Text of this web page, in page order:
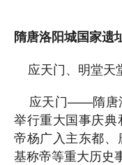
隋唐洛阳城国家遗
应天门、明堂天
应天门——隋唐
举行重大国事庆
帝杨广入主东都
基称帝等重大历史